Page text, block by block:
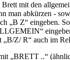
mit den
abkürzen -
Z“ eingeben.
Z/ R“ auch im
„BRETT ..“